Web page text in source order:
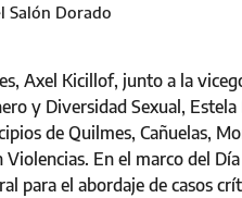
Salón Dorado
Axel Kicillof, junto a la
y Diversidad Sexual,
de Quilmes, Cañuelas,
En el marco del
para el abordaje de casos